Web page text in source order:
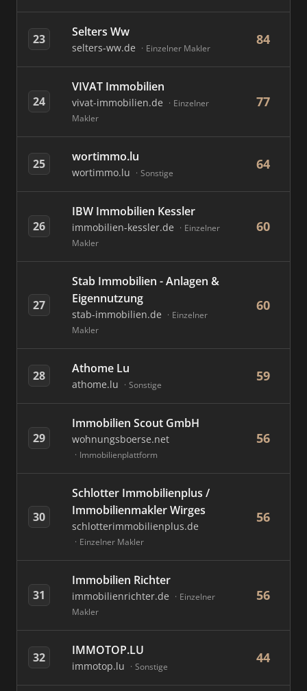
23 Selters Ww
selters-ww.de Einzelner Makler
84
24
VIVAT Immobilien
vivat-immobilien.de
Einzelner
Makler
77
25 wortimmo.lu
wortimmo.lu Sonstige
64
26
IBW Immobilien Kessler
immobilien-kessler.de
Einzelner
Makler
60
27
Stab Immobilien - Anlagen &
Eigennutzung
stab-immobilien.de
Einzelner
Makler
60
28 Athome Lu
athome.lu Sonstige
59
29
Immobilien Scout GmbH
wohnungsboerse.net
Immobilienplattform
56
30
Schlotter Immobilienplus /
Immobilienmakler Wirges
schlotterimmobilienplus.de
Einzelner Makler
56
31
Immobilien Richter
immobilienrichter.de
Einzelner
Makler
56
32 IMMOTOP.LU
immotop.lu Sonstige
44